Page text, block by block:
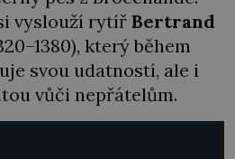
vyslouží rytíř Bertrand
který během
svou udatností, ale i
vůči nepřátelům.